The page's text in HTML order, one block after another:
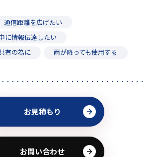
通信距離を広げたい
に情報伝達したい
有の為に
雨が降っても使用する
お見積もり
お問い合わせ